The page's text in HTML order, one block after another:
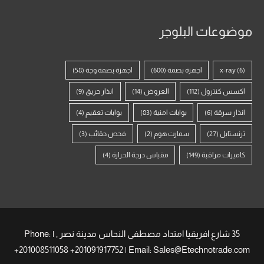
موضوعات البلوجر
x-ray (6) اجهزة بصمة (600) اجهزة بصمة وجة(58)
اكسس كنترول(112) العروض (14) انذار حريق(9)
انذار سرقة(6) بوابات امنية (83) بوابات تعقيم (4)
ترنستايل(27) سمارت هوم (2) فحص حقائب(3)
كاميرات مراقبة(149) مقياس درجة الحرارة (4)
35 شارع افريقيا امتداد مصطفى النحاس مدينة نصر , | Phone:
+201008511058 +201091917752 | Email: Sales@Etechnotrade.com